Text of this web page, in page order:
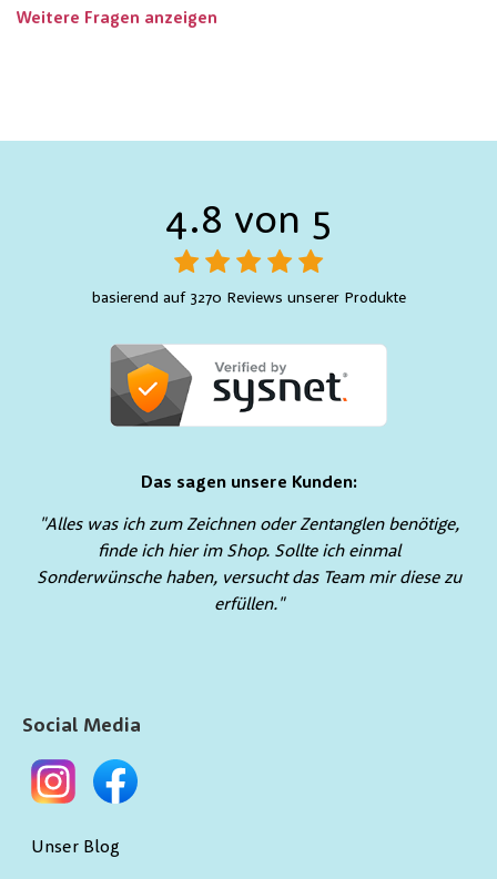
Weitere Fragen anzeigen
4.8 von 5
basierend auf 3270 Reviews unserer Produkte
Das sagen unsere Kunden:
"Alles was ich zum Zeichnen oder Zentanglen benötige,
finde ich hier im Shop. Sollte ich einmal
Sonderwünsche haben, versucht das Team mir diese zu
erfüllen."
Social Media
Unser Blog